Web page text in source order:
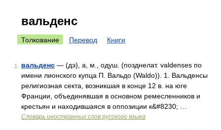
вальденс
Толкование Перевод Книги
1 вальденс — (дэ), а, м., одуш. (позднелат. valdenses по
имени лионского купца П. Вальдо (Waldo)). 1. Вальденсы
религиозная секта, возникшая в конце 12 в. на юге
Франции, объединявшая в основном ремесленников и
крестьян и находившаяся в оппозиции к&#8230; …
Словарь иностранных слов русского языка